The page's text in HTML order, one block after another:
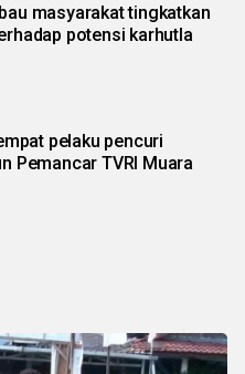
masyarakat tingkatkan
potensi karhutla
pelaku pencuri
Pemancar TVRI Muara